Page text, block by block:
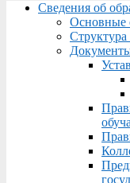
Menu
Сведения об
Основные